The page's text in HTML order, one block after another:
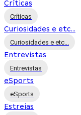
Críticas
Críticas
Curiosidades e etc...
Curiosidades e etc...
Entrevistas
Entrevistas
eSports
eSports
Estreias